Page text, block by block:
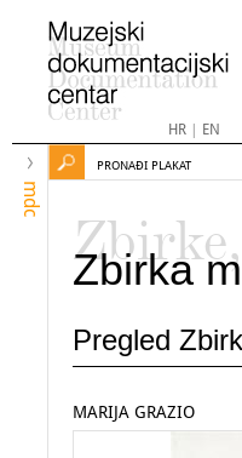
HR| EN
mdc
PRONAĐI PLAKAT
Zbirka
Pregled
MARIJA GRAZIO